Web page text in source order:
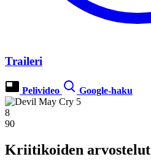
Traileri
Pelivideo Google-haku
8
90
Kriitikoiden arvostelut